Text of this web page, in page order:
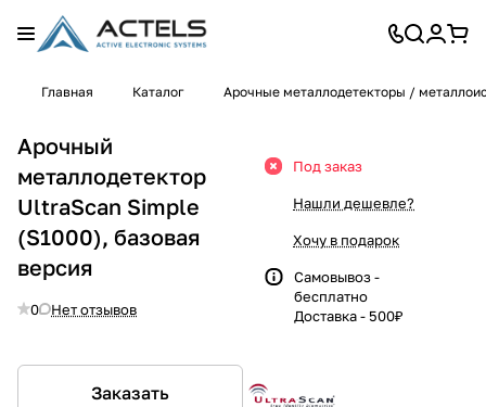
Главная Каталог Арочные металлодетекторы /
Арочный
металлодетектор
UltraScan Simple
(S1000), базовая
версия
0 Нет отзывов
Заказать
Под заказ
Нашли дешевле?
Хочу в подарок
Самовывоз -
бесплатно
Доставка - 500₽